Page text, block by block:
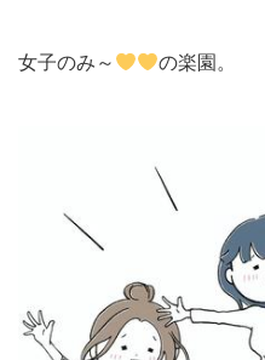
女子のみ～ の楽園。